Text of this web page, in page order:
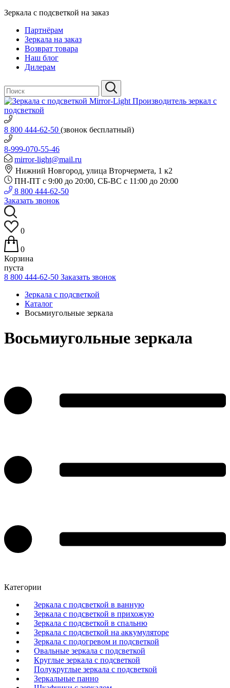
Зеркала с подсветкой на заказ
Партнёрам
Зеркала на заказ
Возврат товара
Наш блог
Дилерам
Производитель зеркал с
подсветкой
8 800 444-62-50 (звонок бесплатный)
8-999-070-55-46
mirror-light@mail.ru
Нижний Новгород, улица Вторчермета, 1 к2
ПН-ПТ с 9:00 до 20:00, СБ-ВС с 11:00 до 20:00
8 800 444-62-50
Заказать звонок
0
0
Корзина
пуста
8 800 444-62-50 Заказать звонок
Зеркала с подсветкой
Каталог
Восьмиугольные зеркала
Восьмиугольные зеркала
Категории
Зеркала с подсветкой в ванную
Зеркала с подсветкой в прихожую
Зеркала с подсветкой в спальню
Зеркала с подсветкой на аккумуляторе
Зеркала с подогревом и подсветкой
Овальные зеркала с подсветкой
Круглые зеркала с подсветкой
Полукруглые зеркала с подсветкой
Зеркальные панно